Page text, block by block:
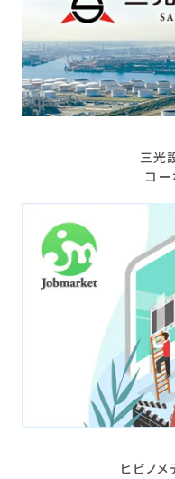
三光
コー
ヒビノ